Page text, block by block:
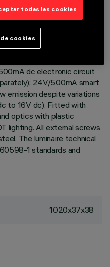
end caps complete with
acrylic paint with a high
The top of the
mm thick transparent glass
dc electronic circuit
24V/500mA smart
emission despite variations
to 16V dc). Fitted with
optics with plastic
lighting. All external screws
The luminaire technical
1 standards and
1020x37x38
todas las cookies
cookies